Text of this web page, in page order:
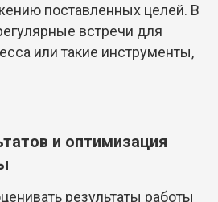
поставленных целей. В
встречи для
или такие инструменты,
и оптимизация
результаты работы